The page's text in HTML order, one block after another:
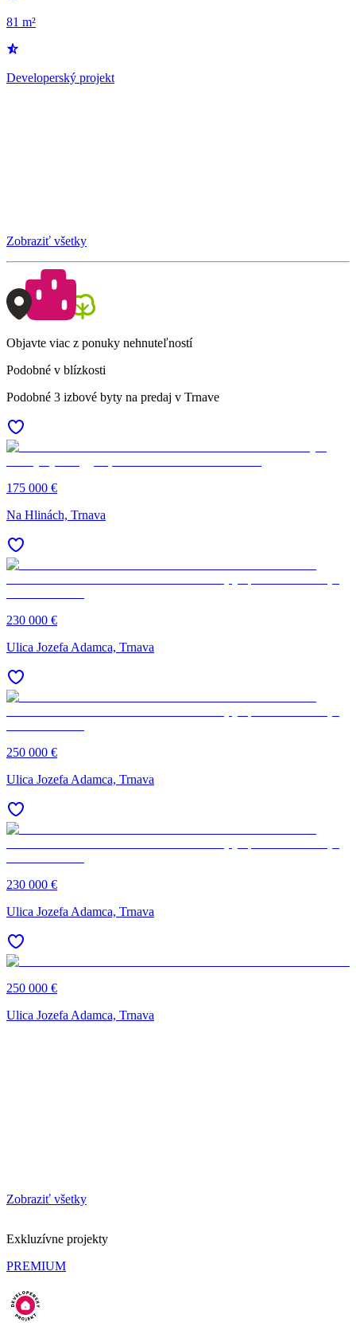
81 m²
Developerský projekt
Zobraziť všetky
Objavte viac z ponuky nehnuteľností
Podobné v blízkosti
Podobné 3 izbové byty na predaj v Trnave
175 000 €
Na Hlinách, Trnava
230 000 €
Ulica Jozefa Adamca, Trnava
250 000 €
Ulica Jozefa Adamca, Trnava
230 000 €
Ulica Jozefa Adamca, Trnava
250 000 €
Ulica Jozefa Adamca, Trnava
Zobraziť všetky
Exkluzívne projekty
PREMIUM